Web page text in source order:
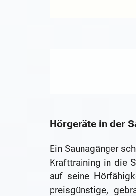
Hörgeräte in der
Ein Saunagänger
Krafttraining in die
auf seine
preisgünstige,